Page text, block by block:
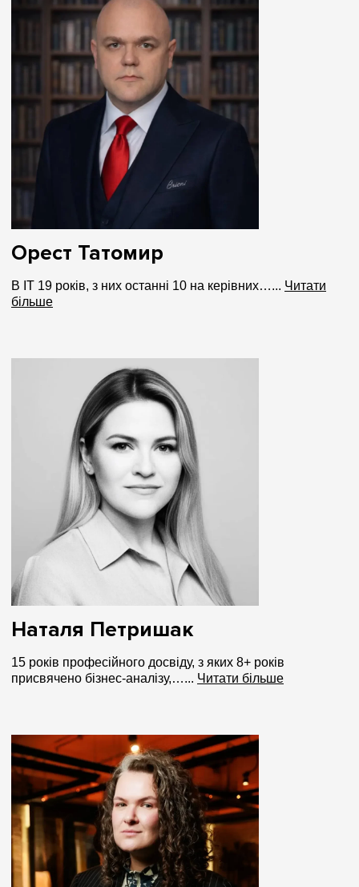
Орест Татомир
В ІТ 19 років, з них останні 10 на керівних…... Читати
більше
Наталя Петришак
15 років професійного досвіду, з яких 8+ років
присвячено бізнес-аналізу,…... Читати більше